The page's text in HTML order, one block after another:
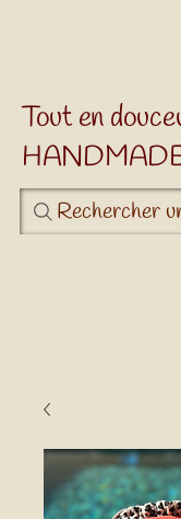
Tout en
Rechercher